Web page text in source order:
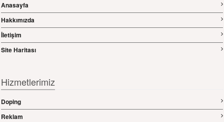
Anasayfa
Hakkımızda
İletişim
Site Haritası
Hizmetlerimiz
Doping
Reklam